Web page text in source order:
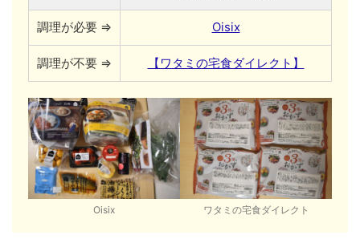
調理が必要 ⇒ Oisix
調理が不要 ⇒ 【ワタミの宅食ダイレクト】
Oisix ワタミの宅食ダイレクト